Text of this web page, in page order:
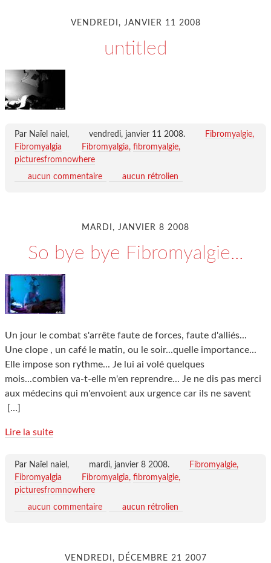
VENDREDI, JANVIER 11 2008
untitled
Par Naïel naiel, vendredi, janvier 11 2008.
Fibromyalgie,
Fibromyalgia
Fibromyalgia fibromyalgie
picturesfromnowhere
aucun commentaire
aucun rétrolien
MARDI, JANVIER 8 2008
So bye bye Fibromyalgie...
Un jour le combat s'arrête faute de forces, faute d'alliés...
Une clope , un café le matin, ou le soir...quelle importance...
Elle impose son rythme... Je lui ai volé quelques
mois...combien va-t-elle m'en reprendre... Je ne dis pas merci
aux médecins qui m'envoient aux urgence car ils ne savent
[…]
Lire la suite
Par Naïel naiel, mardi, janvier 8 2008.
Fibromyalgie,
Fibromyalgia
Fibromyalgia fibromyalgie
picturesfromnowhere
aucun commentaire
aucun rétrolien
VENDREDI, DÉCEMBRE 21 2007